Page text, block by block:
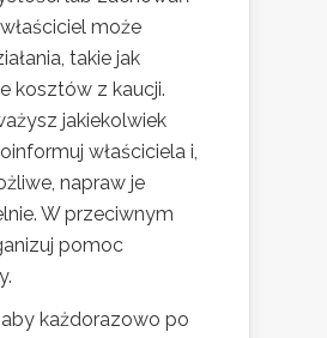
może
takie jak
kosztów z kaucji.
jakiekolwiek
właściciela i,
napraw je
W przeciwnym
pomoc
aby każdorazowo po